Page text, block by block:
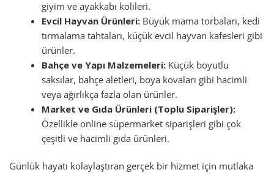
giyim ve ayakkabı kolileri.
Evcil Hayvan Ürünleri: Büyük mama torbaları, kedi
tırmalama tahtaları, küçük evcil hayvan kafesleri gibi
ürünler.
Bahçe ve Yapı Malzemeleri: Küçük boyutlu
saksılar, bahçe aletleri, boya kovaları gibi hacimli
veya ağırlıkça fazla olan ürünler.
Market ve Gıda Ürünleri (Toplu Siparişler):
Özellikle online süpermarket siparişleri gibi çok
çeşitli ve hacimli gıda ürünleri.
Günlük hayatı kolaylaştıran gerçek bir hizmet için mutlaka